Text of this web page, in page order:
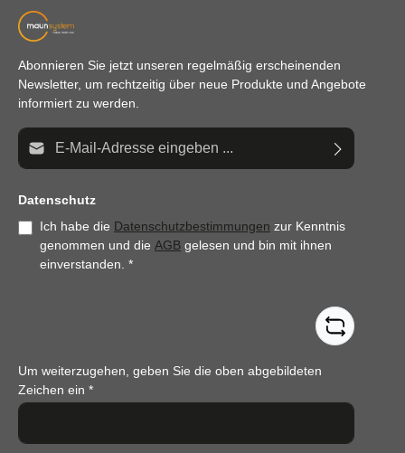
Abonnieren Sie jetzt unseren regelmäßig erscheinenden
Newsletter, um rechtzeitig über neue Produkte und Angebote
informiert zu werden.
E-Mail-Adresse*
Datenschutz
Ich habe die Datenschutzbestimmungen zur Kenntnis
genommen und die AGB gelesen und bin mit ihnen
einverstanden. *
Um weiterzugehen, geben Sie die oben abgebildeten
Zeichen ein *